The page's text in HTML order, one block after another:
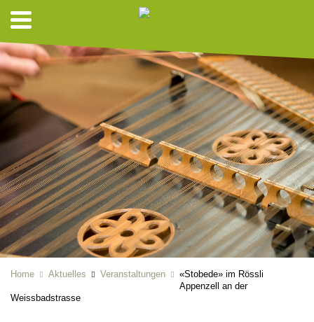
Home Aktuelles Veranstaltungen
«Stobede» im Rössli
Appenzell an der
Weissbadstrasse